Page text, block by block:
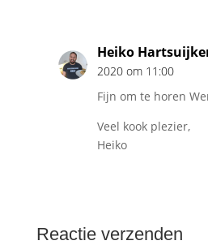
Heiko
2020 om 11:00
Fijn om te horen
Veel kook plezier,
Heiko
Reactie verzenden